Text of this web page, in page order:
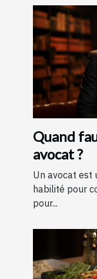
Quand
avocat ?
Un avocat est
habilité pour
pour...